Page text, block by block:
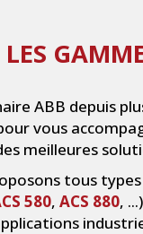
LES
ABB depuis
vous
meilleures
tous
580, ACS 880,